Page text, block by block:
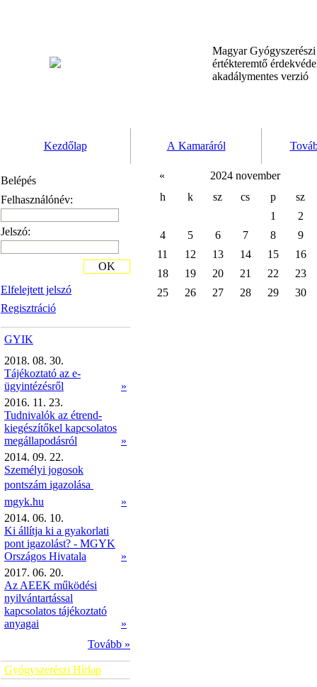
Magyar
értékteremtő
akadálymentes verzió
Kezdőlap A Kamaráról
Belépés
Felhasználónév:
Jelszó:
Elfelejtett jelszó
Regisztráció
OK
GYIK
2018. 08. 30.
Tájékoztató az e-
ügyintézésről
»
2016. 11. 23.
Tudnivalók az étrend-
kiegészítőkel kapcsolatos
megállapodásról
»
2014. 09. 22.
Személyi jogosok
pontszám igazolása 
mgyk.hu
»
2014. 06. 10.
Ki állítja ki a gyakorlati
pont igazolást? - MGYK
Országos Hivatala
»
2017. 06. 20.
Az AEEK működési
nyilvántartással
kapcsolatos tájékoztató
anyagai
»
Tovább »
Gyógyszerészi Hírlap
«
2024 november
h
k sz cs p
sz
1
2
4
5 6 7 8
9
11
12 13 14 15
16
18
19 20 21 22
23
25
26 27 28 29 30